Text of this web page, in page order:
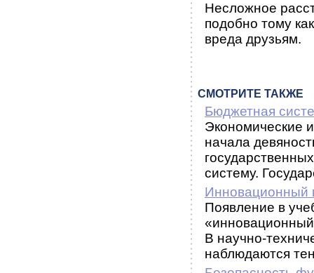
Несложное
подобно тому
вреда друзьям.
СМОТРИТЕ ТАКЖЕ
Бюджетная
Экономические
начала
систему.
Инновационный
Появление в
В научно-
наблюдаются